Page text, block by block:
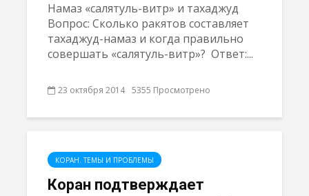
Намаз «салятуль-витр» и тахаджуд
Вопрос: Сколько ракятов составляет
тахаджуд-намаз и когда правильно
совершать «салятуль-витр»? Ответ:...
23 октября 2014 5355 Просмотрено
КОРАН. ТЕМЫ И ПРОБЛЕМЫ
Коран подтверждает